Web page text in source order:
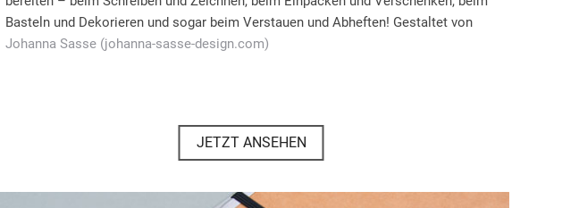
Basteln und Dekorieren und sogar beim Verstauen und Abheften! Gestaltet von
Johanna Sasse (johanna-sasse-design.com)
JETZT ANSEHEN